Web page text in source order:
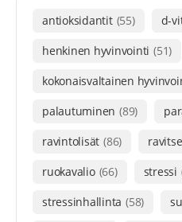
antioksidantit (55) d-
henkinen hyvinvointi (51)
kokonaisvaltainen
palautuminen (89)
ravintolisät (86)
ruokavalio (66) stressi
stressinhallinta (58)